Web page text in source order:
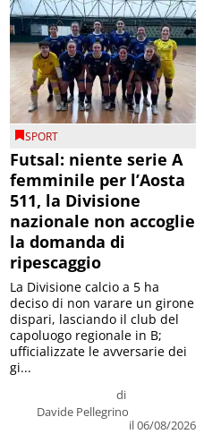
SPORT
Futsal: niente serie A
femminile per l’Aosta
511, la Divisione
nazionale non accoglie
la domanda di
ripescaggio
di
Davide Pellegrino
il 06/08/2026
La Divisione calcio a 5 ha
deciso di non varare un girone
dispari, lasciando il club del
capoluogo regionale in B;
ufficializzate le avversarie dei
gi...